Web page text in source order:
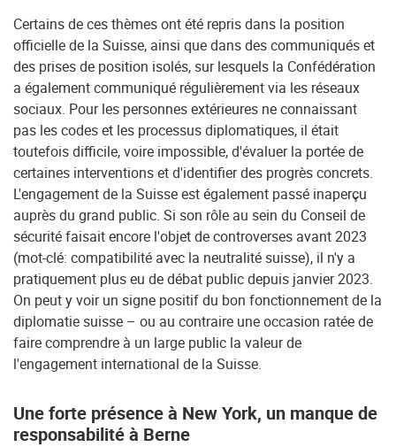
Certains de ces thèmes ont été repris dans la position
officielle de la Suisse, ainsi que dans des communiqués et
des prises de position isolés, sur lesquels la Confédération
a également communiqué régulièrement via les réseaux
sociaux. Pour les personnes extérieures ne connaissant
pas les codes et les processus diplomatiques, il était
toutefois difficile, voire impossible, d'évaluer la portée de
certaines interventions et d'identifier des progrès concrets.
L'engagement de la Suisse est également passé inaperçu
auprès du grand public. Si son rôle au sein du Conseil de
sécurité faisait encore l'objet de controverses avant 2023
(mot-clé: compatibilité avec la neutralité suisse), il n'y a
pratiquement plus eu de débat public depuis janvier 2023.
On peut y voir un signe positif du bon fonctionnement de la
diplomatie suisse – ou au contraire une occasion ratée de
faire comprendre à un large public la valeur de
l'engagement international de la Suisse.
Une forte présence à New York, un manque de
responsabilité à Berne